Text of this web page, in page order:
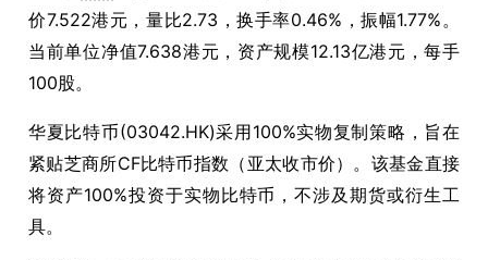
价7.522港元，量比2.73，换手率0.46%，振幅1.77%。
当前单位净值7.638港元，资产规模12.13亿港元，每手
100股。
华夏比特币(03042.HK)采用100%实物复制策略，旨在
紧贴芝商所CF比特币指数（亚太收市价）。该基金直接
将资产100%投资于实物比特币，不涉及期货或衍生工
具。